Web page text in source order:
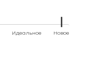
Идеальное Новое